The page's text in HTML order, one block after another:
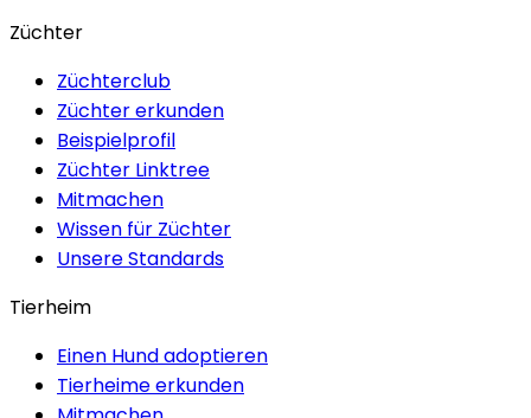
Züchter
Züchterclub
Züchter erkunden
Beispielprofil
Züchter Linktree
Mitmachen
Wissen für Züchter
Unsere Standards
Tierheim
Einen Hund adoptieren
Tierheime erkunden